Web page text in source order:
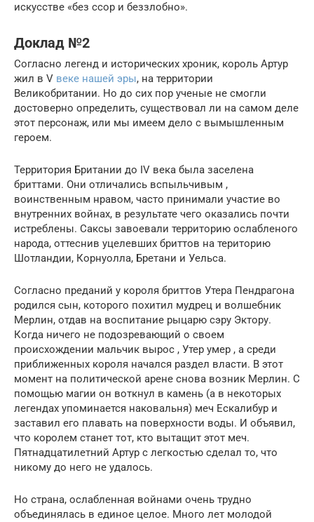
искусстве «без ссор и беззлобно».
Доклад №2
Согласно легенд и исторических хроник, король Артур
жил в V веке нашей эры, на территории
Великобритании. Но до сих пор ученые не смогли
достоверно определить, существовал ли на самом деле
этот персонаж, или мы имеем дело с вымышленным
героем.
Территория Британии до IV века была заселена
бриттами. Они отличались вспыльчивым ,
воинственным нравом, часто принимали участие во
внутренних войнах, в результате чего оказались почти
истреблены. Саксы завоевали территорию ослабленого
народа, оттеснив уцелевших бриттов на територию
Шотландии, Корнуолла, Бретани и Уельса.
Согласно преданий у короля бриттов Утера Пендрагона
родился сын, которого похитил мудрец и волшебник
Мерлин, отдав на воспитание рыцарю сэру Эктору.
Когда ничего не подозревающий о своем
происхождении мальчик вырос , Утер умер , а среди
приближенных короля начался раздел власти. В этот
момент на политической арене снова возник Мерлин. С
помощью магии он воткнул в камень (а в некоторых
легендах упоминается наковальня) меч Ескалибур и
заставил его плавать на поверхности воды. И объявил,
что королем станет тот, кто вытащит этот меч.
Пятнадцатилетний Артур с легкостью сделал то, что
никому до него не удалось.
Но страна, ослабленная войнами очень трудно
объединялась в единое целое. Много лет молодой